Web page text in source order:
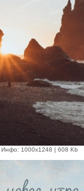
Инфо: 1000х1248 | 608 Kb